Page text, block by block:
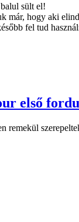
sült el!
hogy aki
fel tud
első
remekül